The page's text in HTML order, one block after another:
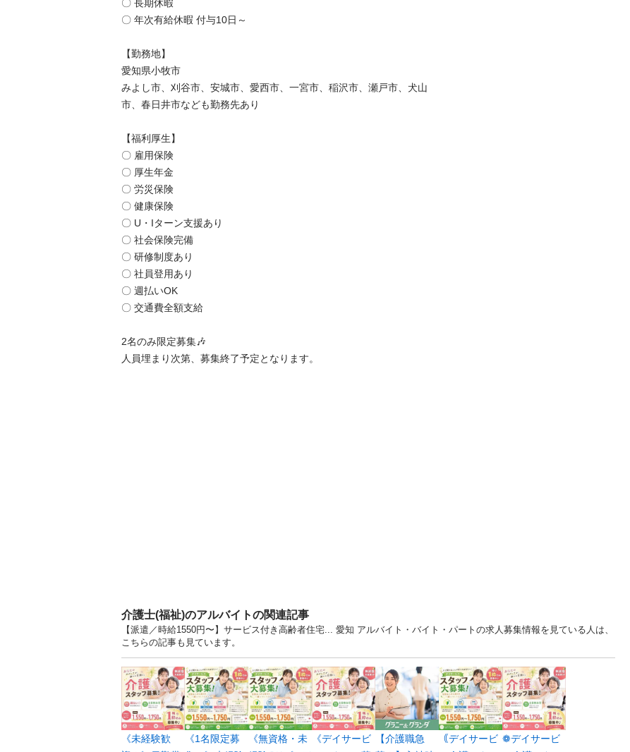
〇 長期休暇
〇 年次有給休暇 付与10日～
【勤務地】
愛知県小牧市
みよし市、刈谷市、安城市、愛西市、一宮市、稲沢市、瀬戸市、犬山
市、春日井市なども勤務先あり
【福利厚生】
〇 雇用保険
〇 厚生年金
〇 労災保険
〇 健康保険
〇 U・Iターン支援あり
〇 社会保険完備
〇 研修制度あり
〇 社員登用あり
〇 週払いOK
〇 交通費全額支給
2名のみ限定募集🎶
人員埋まり次第、募集終了予定となります。
介護士(福祉)のアルバイトの関連記事
【派遣／時給1550円〜】サービス付き高齢者住宅... 愛知 アルバイト・バイト・パートの求人募集情報を見ている人は、
こちらの記事も見ています。
《未経験歓
《1名限定募
《無資格・未
《デイサービ
【介護職急
｟デイサービ ❁デイサービ